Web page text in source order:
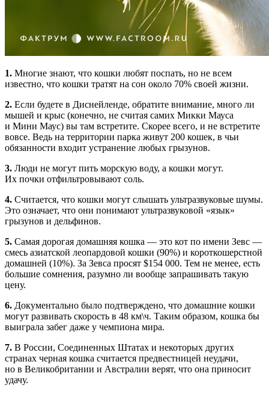
1. Многие знают, что кошки любят поспать, но не всем
известно, что кошки тратят на сон около 70% своей жизни.
2. Если будете в Диснейленде, обратите внимание, много ли
мышей и крыс (конечно, не считая самих Микки Мауса
и Mини Маус) вы там встретите. Скорее всего, и не встретите
вовсе. Ведь на территории парка живут 200 кошек, в чьи
обязанности входит устранение любых грызунов.
3. Люди не могут пить морскую воду, а кошки могут.
Их почки отфильтровывают соль.
4. Считается, что кошки могут слышать ультразвуковые шумы.
Это означает, что они понимают ультразвуковой «язык»
грызунов и дельфинов.
5. Самая дорогая домашняя кошка — это кот по имени Зевс —
смесь азиатской леопардовой кошки (90%) и короткошерстной
домашней (10%). За Зевса просят $154 000. Тем не менее, есть
большие сомнения, разумно ли вообще запрашивать такую
цену.
6. Документально было подтверждено, что домашние кошки
могут развивать скорость в 48 км\ч. Таким образом, кошка бы
выиграла забег даже у чемпиона мира.
7. В России, Соединенных Штатах и некоторых других
странах черная кошка считается предвестницей неудачи,
но в Великобритании и Австралии верят, что она приносит
удачу.